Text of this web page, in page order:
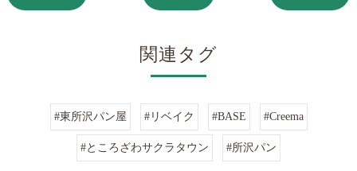
関連タグ
#東所沢パン屋 #リベイク #BASE #Creema
#ところざわサクラタウン #所沢パン